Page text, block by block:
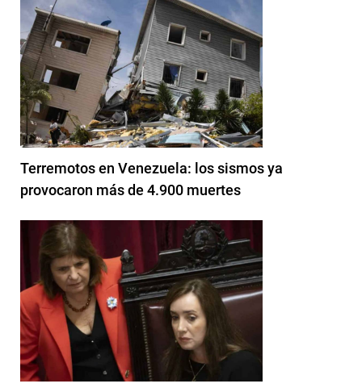
Terremotos en Venezuela: los sismos ya
provocaron más de 4.900 muertes